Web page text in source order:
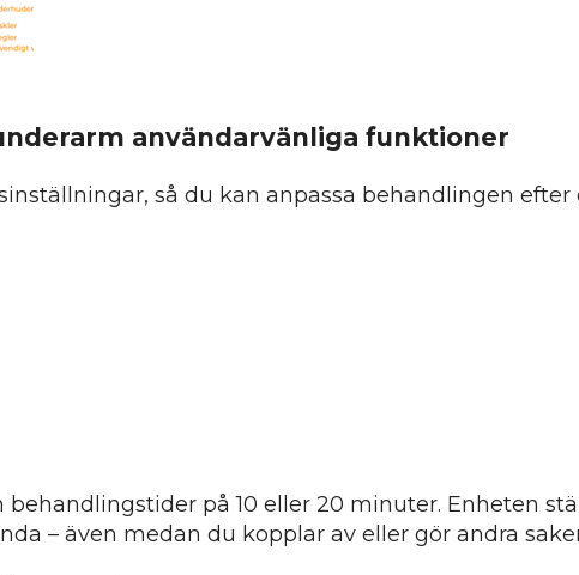
användarvänliga funktioner
så du kan anpassa behandlingen efter
på 10 eller 20 minuter. Enheten
– även medan du kopplar av eller gör andra